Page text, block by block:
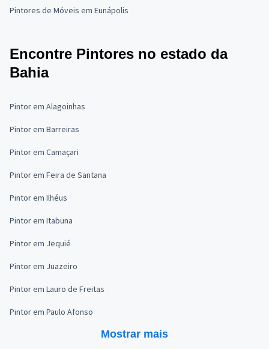
Pintores de Móveis em Eunápolis
Encontre Pintores no estado da
Bahia
Pintor em Alagoinhas
Pintor em Barreiras
Pintor em Camaçari
Pintor em Feira de Santana
Pintor em Ilhéus
Pintor em Itabuna
Pintor em Jequié
Pintor em Juazeiro
Pintor em Lauro de Freitas
Pintor em Paulo Afonso
Mostrar mais